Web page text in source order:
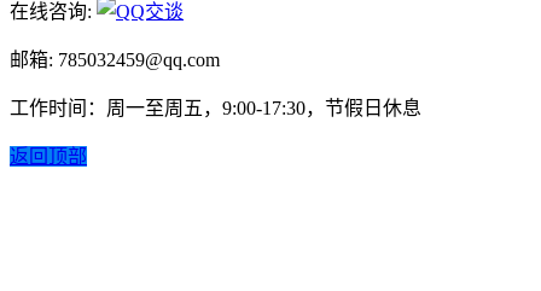
在线咨询:
邮箱: 785032459@qq.com
工作时间：周一至周五，9:00-17:30，节假日休息
返回顶部